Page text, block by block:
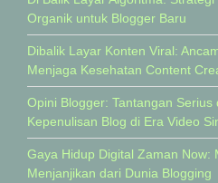
Organik untuk Blogger Baru
Dibalik Layar Konten Viral:
Menjaga Kesehatan Content
Opini Blogger: Tantangan Serius
Kepenulisan Blog di Era Video
Gaya Hidup Digital Zaman Now:
Menjanjikan dari Dunia Blogging